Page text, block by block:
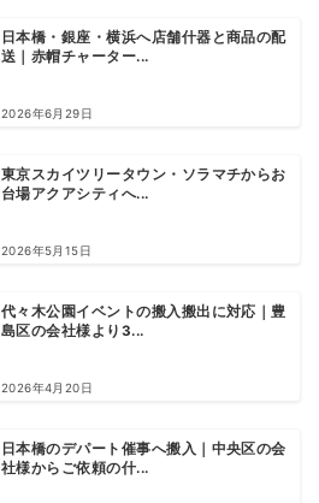
日本橋・銀座・横浜へ店舗什器と商品の配
送｜赤帽チャーター...
2026年6月29日
東京スカイツリータウン・ソラマチからお
台場アクアシティへ...
2026年5月15日
代々木公園イベントの搬入搬出に対応｜豊
島区の会社様より3...
2026年4月20日
日本橋のデパート催事へ搬入｜中央区の会
社様からご依頼の什...